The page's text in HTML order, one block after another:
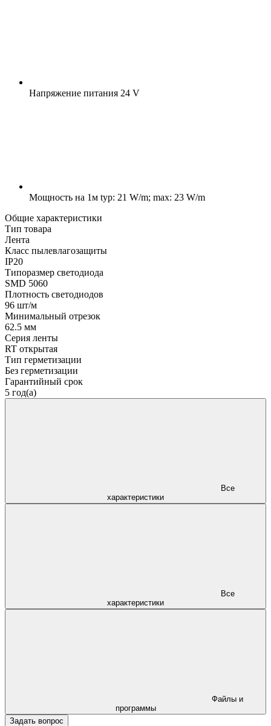
Напряжение питания 24 V
Мощность на 1м typ: 21 W/m; max: 23 W/m
Общие характеристики
Тип товара
Лента
Класс пылевлагозащиты
IP20
Типоразмер светодиода
SMD 5060
Плотность светодиодов
96 шт/м
Минимальный отрезок
62.5 мм
Серия ленты
RT открытая
Тип герметизации
Без герметизации
Гарантийный срок
5 год(а)
характеристики
характеристики
программы
Задать вопрос